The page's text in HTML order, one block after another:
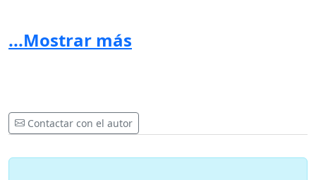
También es muy significativo el hecho de que la llamada
Derechos Humanos, contra el abuso perpetrado por las
autoridades rumanas.
...Mostrar más
Contactar con el autor